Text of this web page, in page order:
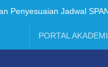
Penyesuaian Jadwal
Mahasiswa Baru
2027
PORTAL